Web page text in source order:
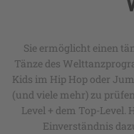
Sie ermöglicht einen
Tänze des
Kids im Hip Hop oder
(und viele mehr) zu
Level + dem Top-Level.
Einverständnis